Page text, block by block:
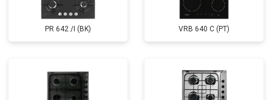
PR 642 /I (BK) VRB 640 C (PT)